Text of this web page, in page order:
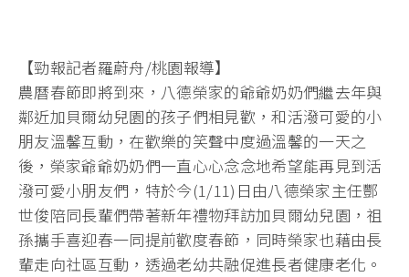
【勁報記者羅蔚舟/桃園報導】
農曆春節即將到來，八德榮家的爺爺奶奶們繼去年與
鄰近加貝爾幼兒園的孩子們相見歡，和活潑可愛的小
朋友溫馨互動，在歡樂的笑聲中度過溫馨的一天之
後，榮家爺爺奶奶們一直心心念念地希望能再見到活
潑可愛小朋友們，特於今(1/11)日由八德榮家主任酆
世俊陪同長輩們帶著新年禮物拜訪加貝爾幼兒園，祖
孫攜手喜迎春一同提前歡度春節，同時榮家也藉由長
輩走向社區互動，透過老幼共融促進長者健康老化。